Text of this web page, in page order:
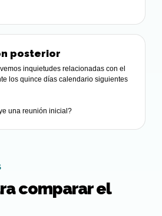
posterior
inquietudes relacionadas con el
los quince días calendario siguientes
una reunión inicial?
comparar el